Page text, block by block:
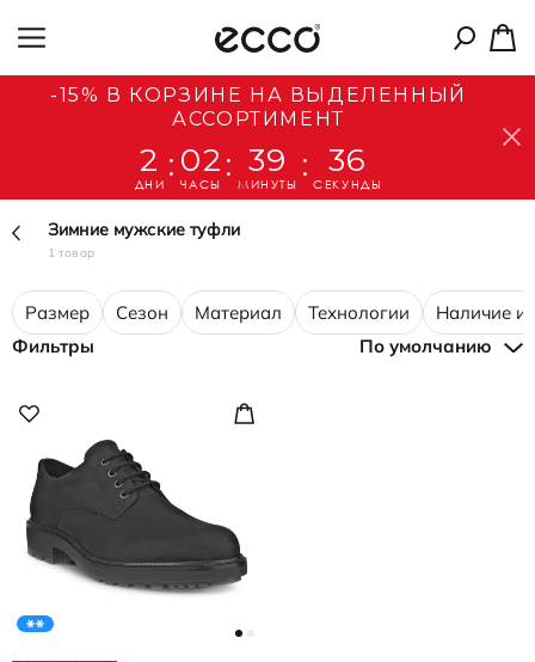
-15% В КОРЗИНЕ НА ВЫДЕЛЕННЫЙ
АССОРТИМЕНТ
2
ДНИ
: 02
ЧАСЫ
: 39
МИНУТЫ
: 36
СЕКУНДЫ
Зимние мужские туфли
1 товар
Размер Сезон Материал Технологии
Наличие и
Фильтры
По умолчанию